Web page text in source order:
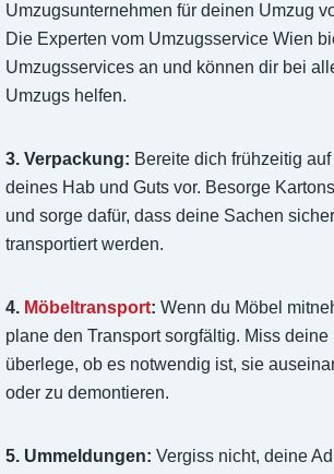
Umzugsunternehmen für deinen Umzug
Die Experten vom Umzugsservice Wien
Umzugsservices an und können dir bei
Umzugs helfen.
3. Verpackung: Bereite dich frühzeitig
deines Hab und Guts vor. Besorge
und sorge dafür, dass deine Sachen
transportiert werden.
4. Möbeltransport: Wenn du Möbel
plane den Transport sorgfältig. Miss deine
überlege, ob es notwendig ist, sie
oder zu demontieren.
5. Ummeldungen: Vergiss nicht, deine